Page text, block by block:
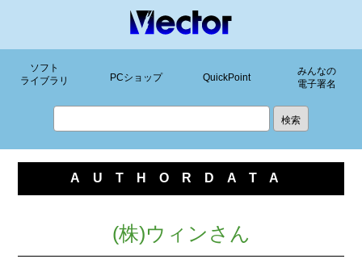
ソフト
ライブラリ
PCショップ QuickPoint
みんなの
電子署名
AUTHORDATA
(株)ウィンさん